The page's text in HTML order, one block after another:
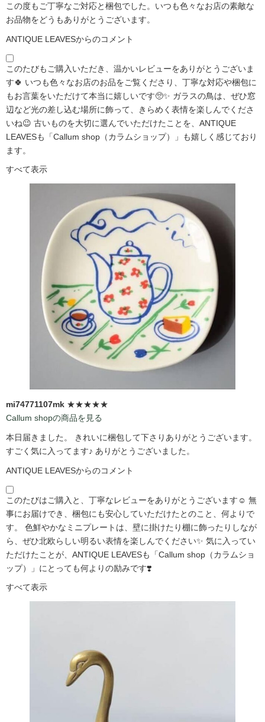
この度もご丁寧なご対応と梱包でした。いつも色々なお店の素敵な
お品物をどうもありがとうございます。
ANTIQUE LEAVESからのコメント
このたびもご購入いただき、温かいレビューをありがとうございま
す🍀 いつも色々なお店のお品をご覧くださり、丁寧な対応や梱包に
もお言葉をいただけて本当に嬉しいです🥺✨ ガラスの鳥は、ぜひ窓
辺など光の差し込む場所に飾って、きらめく表情を楽しんでくださ
いね😉 古いものを大切に選んでいただけたことを、ANTIQUE
LEAVESも「Callum shop（カラムショップ）」も嬉しく感じており
ます。
すべて表示
mi74771107mk ★★★★★
Callum shopの商品を見る
本日届きました。 きれいに梱包して下さりありがとうございます。
すごく気に入ってます♪ ありがとうございました。
ANTIQUE LEAVESからのコメント
このたびはご購入と、丁寧なレビューをありがとうございます☺️ 無
事にお届けでき、梱包にも安心していただけたとのこと、何よりで
す。 色鮮やかなミニプレートは、壁に掛けたり棚に飾ったりしなが
ら、ぜひ北欧らしい明るい表情を楽しんでください✨ 気に入ってい
ただけたことが、ANTIQUE LEAVESも「Callum shop（カラムショ
ップ）」にとっても何よりの励みです❣️
すべて表示